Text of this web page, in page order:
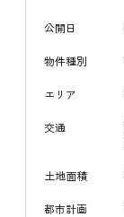
公開日
物件種別
エリア
交通
土地面積
都市計画